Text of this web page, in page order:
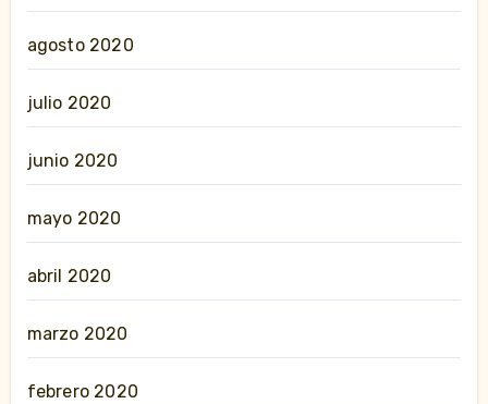
agosto 2020
julio 2020
junio 2020
mayo 2020
abril 2020
marzo 2020
febrero 2020